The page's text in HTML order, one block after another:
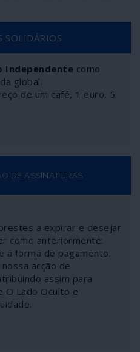
coeso e sustentável”.
a “de como salvar o
em destaque foi a jovem
O que poucos
a ser orquestrado com
massiva nos fluxos
através do qual um
tem tudo a ganhar.
SOLIDÁRIOS
Independente como
global.
de um café, 1 euro, 5
DE ASSINATURAS
a expirar e desejar
como anteriormente:
a forma de pagamento.
acção de
assim para
O Lado Oculto e